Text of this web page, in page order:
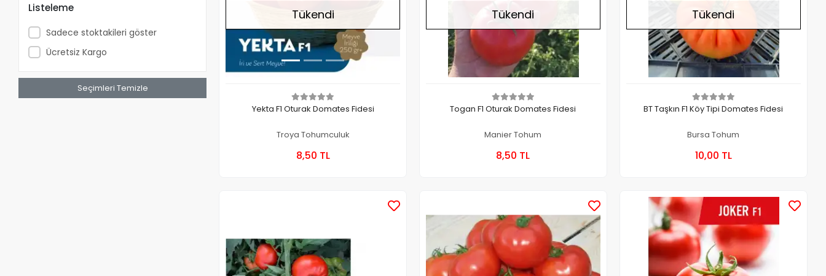
Listeleme
Sadece stoktakileri göster
Ücretsiz Kargo
Seçimleri Temizle
Tükendi
Yekta F1 Oturak Domates Fidesi
Troya Tohumculuk
8,50 TL
Tükendi
Togan F1 Oturak Domates Fidesi
Manier Tohum
8,50 TL
Tükendi
BT Taşkın F1 Köy Tipi Domates Fidesi
Bursa Tohum
10,00 TL
Stokta Yok Stokta Yok Stokta Yok